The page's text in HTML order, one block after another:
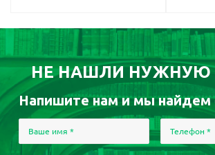
НЕ НАШЛИ НУЖНУЮ
Напишите нам и мы найдем
Ваше имя * Телефон *